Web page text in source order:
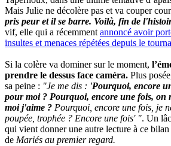
Mais Julie ne décolère pas et va couper
pris peur et il se barre. Voilà, fin de
vif, elle qui a récemment annoncé avoir
insultes et menaces répétées depuis le
Si la colère va dominer sur le moment,
prendre le dessus face caméra. Plus
sa peine : "Je me dis : 'Pourquoi, encore
pour moi ? Pourquoi, encore une fois, on
moi j'aime ? Pourquoi, encore une fois, je
poupée, trophée ? Encore une fois' ". Un
qui vient donner une autre lecture à ce
de Mariés au premier regard.